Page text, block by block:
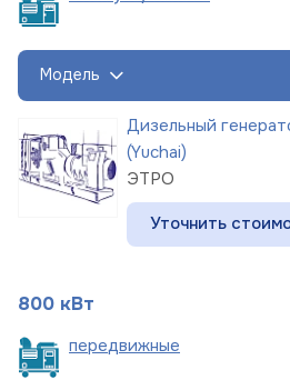
Модель
Дизельный
(Yuchai)
ЭТРО
Уточнить
800 кВт
передвижные